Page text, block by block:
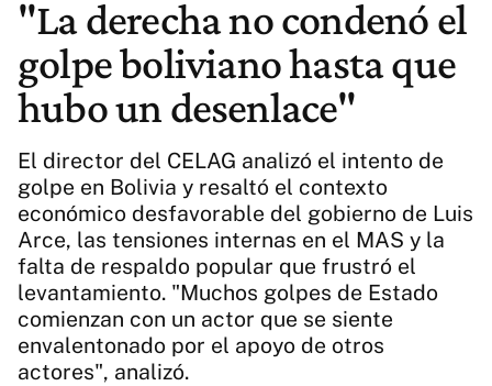
Internacional
Clima
Deportes
CARAS
Exitoina
Turismo
Videos
Córdoba
Reperfilar
Business
Noticias
Caras
Diario del Juicio
"La derecha no condenó el
golpe boliviano hasta que
hubo un desenlace"
El director del CELAG analizó el intento de
golpe en Bolivia y resaltó el contexto
económico desfavorable del gobierno de Luis
Arce, las tensiones internas en el MAS y la
falta de respaldo popular que frustró el
levantamiento. "Muchos golpes de Estado
comienzan con un actor que se siente
envalentonado por el apoyo de otros
actores", analizó.